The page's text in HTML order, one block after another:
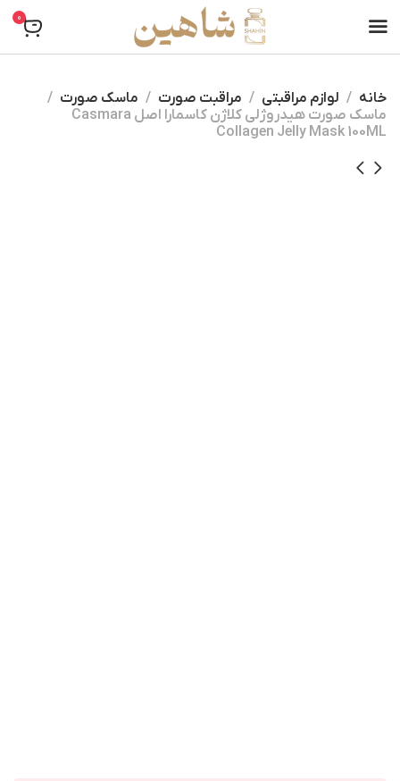
0
خانه لوازم مراقبتی مراقبت صورت
ماسک صورت
ماسک صورت هیدروژلی کلاژن کاسمارا اصل Casmara
Collagen Jelly Mask 100ML